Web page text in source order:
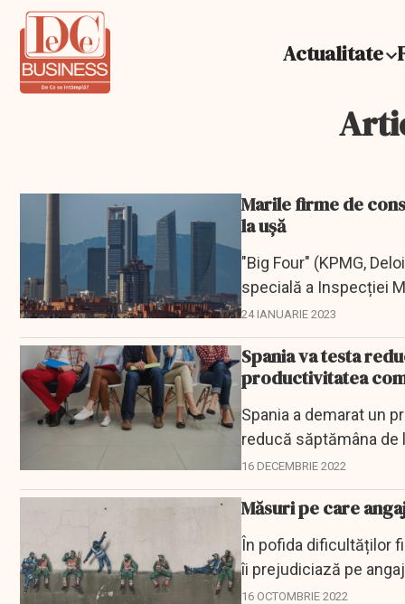
Actualitate
Marile firme de
la ușă
"Big Four" (KPMG,
specială a Inspecției
24 IANUARIE 2023
Spania va testa
productivitatea
Spania a demarat un
reducă săptămâna de
aibă de...
16 DECEMBRIE 2022
Măsuri pe care
În pofida dificultăților
îi prejudiciază pe
16 OCTOMBRIE 2022